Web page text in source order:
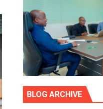
BLOG ARCHIVE